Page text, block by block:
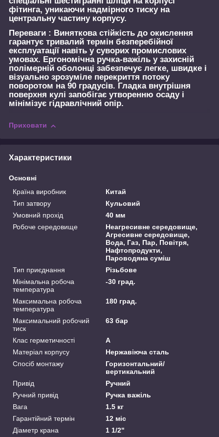
фітинга, уникаючи надмірного тиску на
центральну частину корпусу.
Переваги : Виняткова стійкість до окислення
гарантує тривалий термін безперебійної
експлуатації навіть у суворих промислових
умовах. Ергономічна ручка-важіль у захисній
полімерній оболонці забезпечує легке, швидке і
візуально зрозуміле перекриття потоку
поворотом на 90 градусів. Гладка внутрішня
поверхня кулі запобігає утворенню осаду і
мінімізує гідравлічний опір.
Приховати
Характеристики
Основні
Країна виробник
Китай
Тип затвору
Кульовий
Умовний прохід
40 мм
Робоче середовище
Неагресивне середовище,
Агресивне середовище,
Вода, Газ, Пар, Повітря,
Нафтопродукти,
Пароводяна суміш
Тип приєднання
Різьбове
Мінімальна робоча
температура
-30 град.
Максимальна робоча
температура
180 град.
Максимальний робочий
тиск
63 бар
Клас герметичності
А
Матеріал корпусу
Нержавіюча сталь
Спосіб монтажу
Горизонтальний/
вертикальний
Привід
Ручний
Ручний привід
Ручка важіль
Вага
1.5 кг
Гарантійний термін
12 міс
Діаметр крана
1 1/2"